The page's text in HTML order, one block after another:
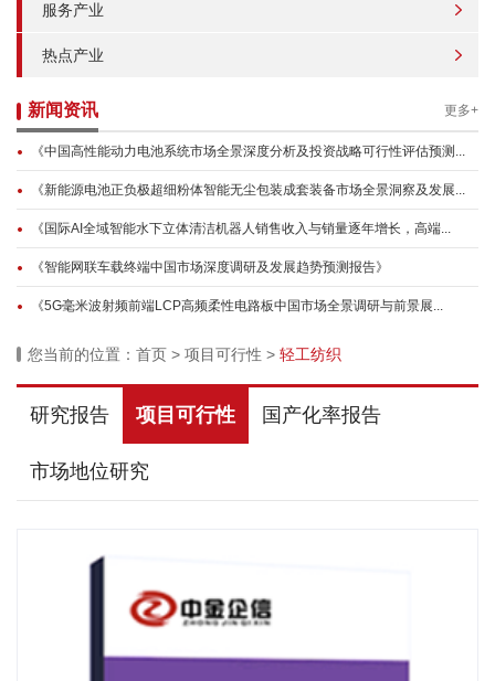
服务产业
热点产业
新闻资讯 更多+
《中国高性能动力电池系统市场全景深度分析及投资战略可行性评估预测...
《新能源电池正负极超细粉体智能无尘包装成套装备市场全景洞察及发展...
《国际AI全域智能水下立体清洁机器人销售收入与销量逐年增长，高端...
《智能网联车载终端中国市场深度调研及发展趋势预测报告》
《5G毫米波射频前端LCP高频柔性电路板中国市场全景调研与前景展...
您当前的位置： 首页 > 项目可行性 > 轻工纺织
研究报告 项目可行性 国产化率报告
市场地位研究